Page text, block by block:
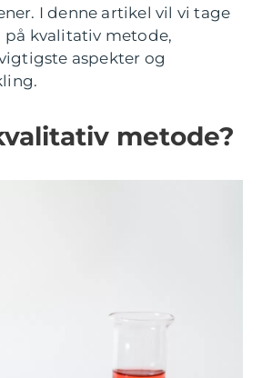
I denne artikel vil vi tage
kvalitativ metode,
aspekter og
metode?